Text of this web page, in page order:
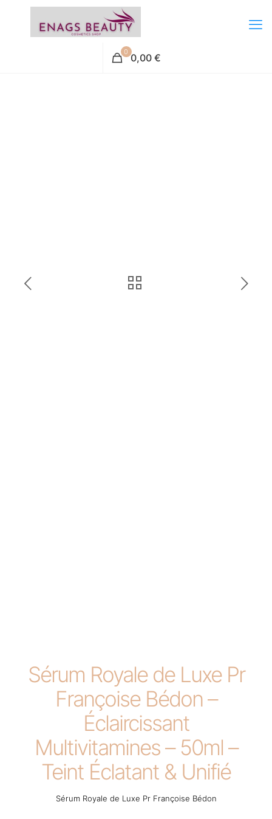
0 0,00 €
Sérum Royale de Luxe Pr
Françoise Bédon –
Éclaircissant
Multivitamines – 50ml –
Teint Éclatant & Unifié
Sérum Royale de Luxe Pr Françoise Bédon